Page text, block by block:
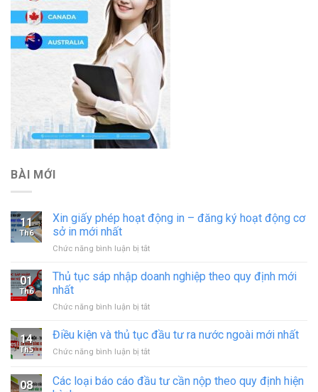
BÀI MỚI
11
Th6
Xin giấy phép hoạt động in – đăng ký hoạt động cơ
sở in mới nhất
Chức năng bình luận bị tắtở
giấy
động
–
ký
động
01
Th6
Thủ tục sáp nhập doanh nghiệp theo quy định mới
nhất
Chức năng bình luận bị tắtở
tục
nhập
nghiệp
14
Th5
Điều kiện và thủ tục đầu tư ra nước ngoài mới nhất
Chức năng bình luận bị tắtở
kiện
và
08
Các loại báo cáo đầu tư cần nộp theo quy định hiện